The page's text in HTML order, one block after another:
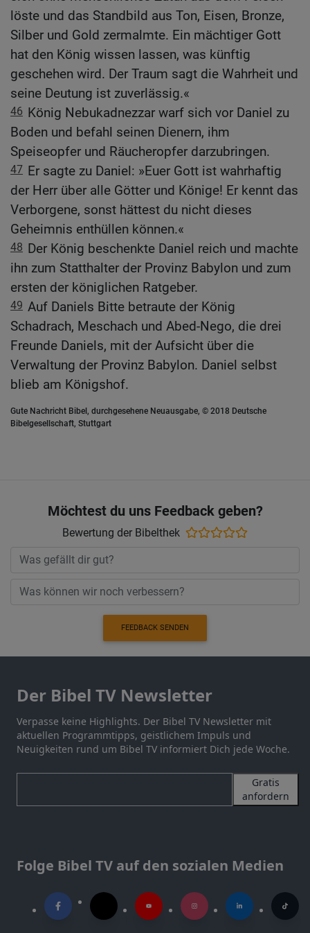
löste und das Standbild aus Ton, Eisen, Bronze,
Silber und Gold zermalmte. Ein mächtiger Gott
hat den König wissen lassen, was künftig
geschehen wird. Der Traum sagt die Wahrheit und
seine Deutung ist zuverlässig.«
46 König Nebukadnezzar warf sich vor Daniel zu
Boden und befahl seinen Dienern, ihm
Speiseopfer und Räucheropfer darzubringen.
47 Er sagte zu Daniel: »Euer Gott ist wahrhaftig
der Herr über alle Götter und Könige! Er kennt das
Verborgene, sonst hättest du nicht dieses
Geheimnis enthüllen können.«
48 Der König beschenkte Daniel reich und machte
ihn zum Statthalter der Provinz Babylon und zum
ersten der königlichen Ratgeber.
49 Auf Daniels Bitte betraute der König
Schadrach, Meschach und Abed-Nego, die drei
Freunde Daniels, mit der Aufsicht über die
Verwaltung der Provinz Babylon. Daniel selbst
blieb am Königshof.
Gute Nachricht Bibel, durchgesehene Neuausgabe, © 2018 Deutsche
Bibelgesellschaft, Stuttgart
Möchtest du uns Feedback geben?
Bewertung der Bibelthek
FEEDBACK SENDEN
Der Bibel TV Newsletter
Verpasse keine Highlights. Der Bibel TV Newsletter mit
aktuellen Programmtipps, geistlichem Impuls und
Neuigkeiten rund um Bibel TV informiert Dich jede Woche.
Gratis
anfordern
Folge Bibel TV auf den sozialen Medien